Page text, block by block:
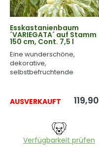
Esskastanienbaum
´VARIEGATA´ auf Stamm
150 cm, Cont. 7,5 l
Eine wunderschöne,
dekorative,
selbstbefruchtende
AUSVERKAUFT 119,90
Verfügbarkeit prüfen